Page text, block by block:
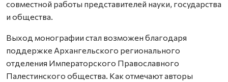
совместной работы представителей науки, государства
и общества.
Выход монографии стал возможен благодаря
поддержке Архангельского регионального
отделения Императорского Православного
Палестинского общества. Как отмечают авторы